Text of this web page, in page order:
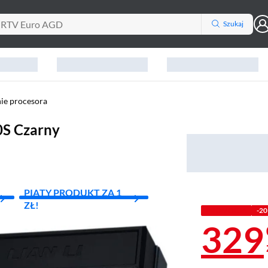
Szukaj
procesora
Czarny
PIĄTY PRODUKT ZA 1
ZŁ!
-20
329